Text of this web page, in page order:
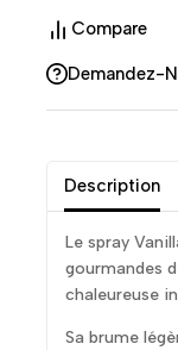
Compare
Demandez-
Description
Le spray
gourmandes
chaleureuse
Sa brume